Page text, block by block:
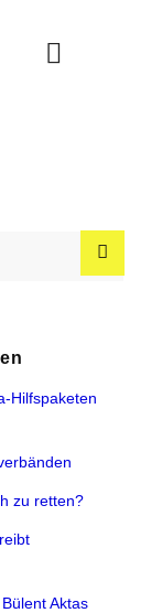
Hilfspaketen
zu retten?
Aktas